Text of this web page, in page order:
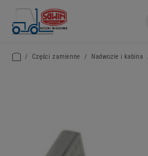
/ Części zamienne / Nadwozie i kabina